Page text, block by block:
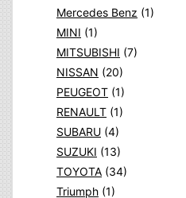
Mercedes Benz (1)
MINI (1)
MITSUBISHI (7)
NISSAN (20)
PEUGEOT (1)
RENAULT (1)
SUBARU (4)
SUZUKI (13)
TOYOTA (34)
Triumph (1)